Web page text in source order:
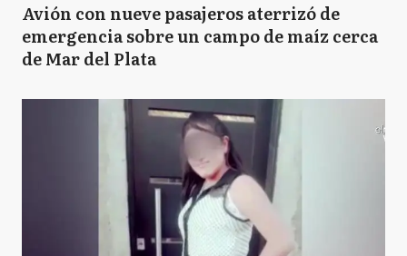
Avión con nueve pasajeros aterrizó de
emergencia sobre un campo de maíz cerca
de Mar del Plata